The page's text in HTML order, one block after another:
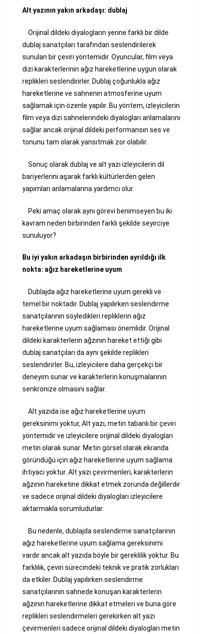
Alt yazının yakın arkadaşı: dublaj
Orijinal dildeki diyalogların yerine farklı bir dilde
dublaj sanatçıları tarafından seslendirilerek
sunulan bir çeviri yöntemidir. Oyuncular, film veya
dizi karakterlerinin ağız hareketlerine uygun olarak
replikleri seslendirirler. Dublaj çoğunlukla ağız
hareketlerine ve sahnenin atmosferine uyum
sağlamak için özenle yapılır. Bu yöntem, izleyicilerin
film veya dizi sahnelerindeki diyalogları anlamalarını
sağlar ancak orijinal dildeki performansın ses ve
tonunu tam olarak yansıtmak zor olabilir.
Sonuç olarak dublaj ve alt yazı izleyicilerin dil
bariyerlerini aşarak farklı kültürlerden gelen
yapımları anlamalarına yardımcı olur.
Peki amaç olarak aynı görevi benimseyen bu iki
kavram neden birbirinden farklı şekilde seyirciye
sunuluyor?
Bu iyi yakın arkadaşın birbirinden ayrıldığı ilk
nokta: ağız hareketlerine uyum
Dublajda ağız hareketlerine uyum gerekli ve
temel bir noktadır. Dublaj yapılırken seslendirme
sanatçılarının söyledikleri repliklerin ağız
hareketlerine uyum sağlaması önemlidir. Orijinal
dildeki karakterlerin ağzının hareket ettiği gibi
dublaj sanatçıları da aynı şekilde replikleri
seslendirirler. Bu, izleyicilere daha gerçekçi bir
deneyim sunar ve karakterlerin konuşmalarının
senkronize olmasını sağlar.
Alt yazıda ise ağız hareketlerine uyum
gereksinimi yoktur, Alt yazı, metin tabanlı bir çeviri
yöntemidir ve izleyicilere orijinal dildeki diyalogları
metin olarak sunar. Metin görsel olarak ekranda
göründüğü için ağız hareketlerine uyum sağlama
ihtiyacı yoktur. Alt yazı çevirmenleri, karakterlerin
ağzının hareketine dikkat etmek zorunda değillerdir
ve sadece orijinal dildeki diyalogları izleyicilere
aktarmakla sorumludurlar.
Bu nedenle, dublajda seslendirme sanatçılarının
ağız hareketlerine uyum sağlama gereksinimi
vardır ancak alt yazıda böyle bir gereklilik yoktur. Bu
farklılık, çeviri sürecindeki teknik ve pratik zorlukları
da etkiler. Dublaj yapılırken seslendirme
sanatçılarının sahnede konuşan karakterlerin
ağzının hareketlerine dikkat etmeleri ve buna göre
replikleri seslendirmeleri gerekirken alt yazı
çevirmenleri sadece orijinal dildeki diyalogları metin